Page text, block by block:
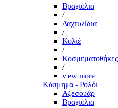
Βραχιόλια
/
Δαχτυλίδια
/
Κολιέ
/
Κοσμηματοθήκες
/
view more
Κόσμημα - Ρολόι
Αξεσουάρ
Βραχιόλια